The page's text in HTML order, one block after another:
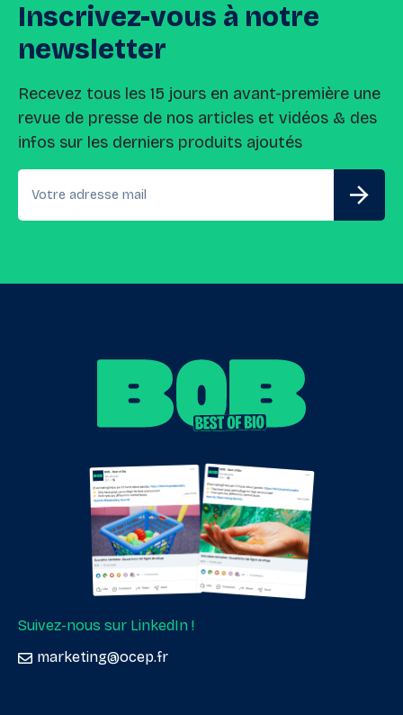
Inscrivez-vous à notre
newsletter
Recevez tous les 15 jours en avant-première une
revue de presse de nos articles et vidéos & des
infos sur les derniers produits ajoutés
Suivez-nous sur LinkedIn !
marketing@ocep.fr